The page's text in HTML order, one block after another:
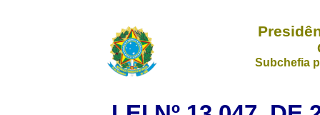
Subchefia